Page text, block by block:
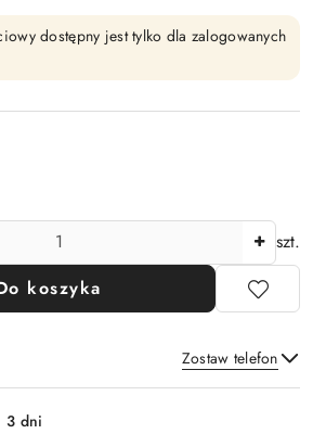
dostępny jest tylko dla zalogowanych
szt.
koszyka
Zostaw telefon
3 dni